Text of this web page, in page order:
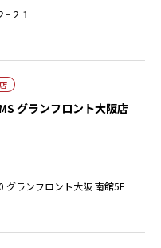
２１
グランフロント大阪店
グランフロント大阪 南館5F